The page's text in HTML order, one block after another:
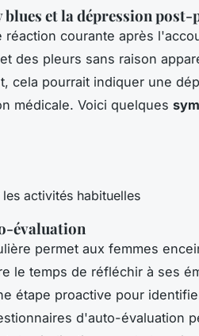
blues et la dépression
réaction courante après
des pleurs sans raison
cela pourrait indiquer une
médicale. Voici quelques
activités habituelles
évaluation
permet aux femmes
le temps de réfléchir à ses
étape proactive pour
d'auto-évaluation